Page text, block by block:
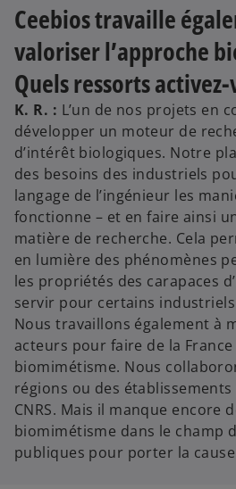
Ceebios travaille
valoriser l’approche
Quels ressorts activez-
K. R. : L’un de nos projets en
développer un moteur de
d’intérêt biologiques. Notre
des besoins des industriels
langage de l’ingénieur les
fonctionne – et en faire ainsi
matière de recherche. Cela
en lumière des phénomènes
les propriétés des carapaces
servir pour certains
Nous travaillons également à
acteurs pour faire de la
biomimétisme. Nous
régions ou des
CNRS. Mais il manque encore
biomimétisme dans le champ
publiques pour porter la